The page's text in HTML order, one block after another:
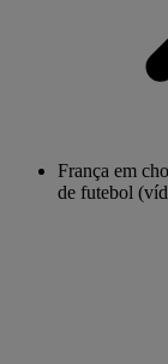
França em
de futebol